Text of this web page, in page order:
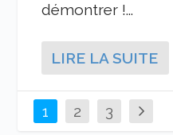
démontrer !...
LIRE LA SUITE
1 2 3